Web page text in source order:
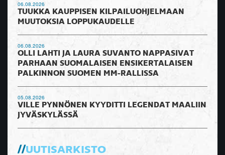
06.08.2026
TUUKKA KAUPPISEN KILPAILUOHJELMAAN
MUUTOKSIA LOPPUKAUDELLE
06.08.2026
OLLI LAHTI JA LAURA SUVANTO NAPPASIVAT
PARHAAN SUOMALAISEN ENSIKERTALAISEN
PALKINNON SUOMEN MM-RALLISSA
05.08.2026
VILLE PYNNÖNEN KYYDITTI LEGENDAT MAALIIN
JYVÄSKYLÄSSÄ
UUTISARKISTO